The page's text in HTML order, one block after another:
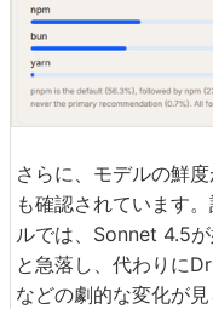
さらに、モデルの鮮
も確認されています
ルでは、Sonnet 4.5
と急落し、代わりに
などの劇的な変化が